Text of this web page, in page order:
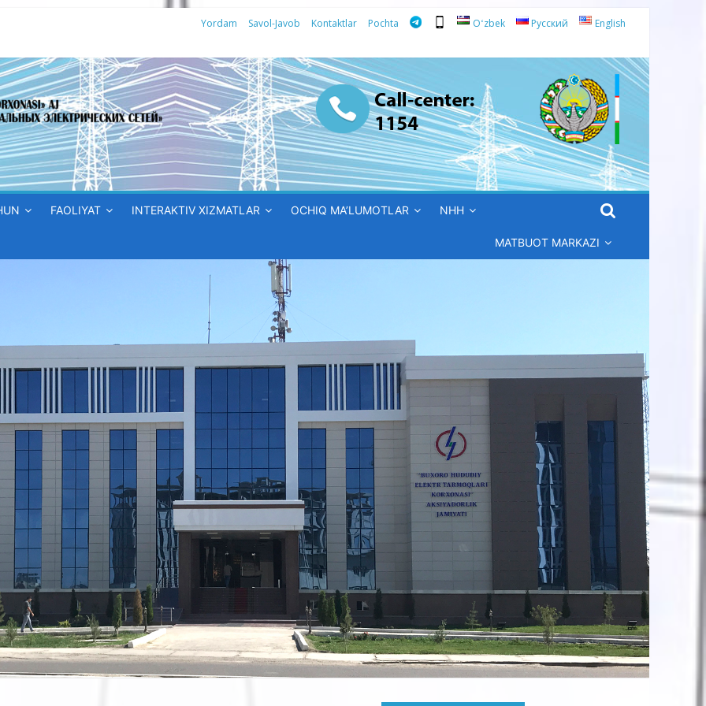
Yordam Savol-Javob Kontaktlar Pochta Oʻzbek Русский English
FAOLIYAT INTERAKTIV XIZMATLAR OCHIQ MA’LUMOTLAR NHH
MATBUOT MARKAZI